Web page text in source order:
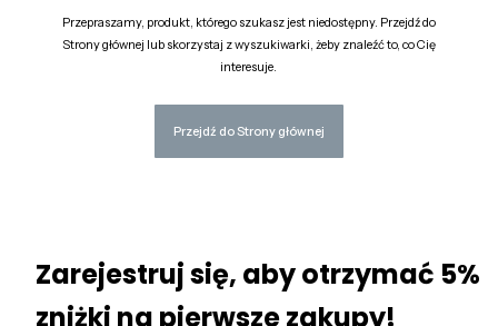
Przepraszamy, produkt, którego szukasz jest niedostępny. Przejdź do
Strony głównej lub skorzystaj z wyszukiwarki, żeby znaleźć to, co Cię
interesuje.
Przejdź do Strony głównej
Zarejestruj się, aby otrzymać 5%
zniżki na pierwsze zakupy!